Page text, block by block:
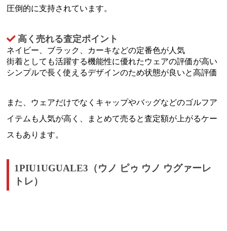
圧倒的に支持されています。
高く売れる査定ポイント
ネイビー、ブラック、カーキなどの定番色が人気
街着としても活躍する機能性に優れたウェアの評価が高い
シンプルで長く使えるデザインのため状態が良いと高評価
また、ウェアだけでなくキャップやバッグなどのゴルフア
イテムも人気が高く、まとめて売ると査定額が上がるケー
スもあります。
1PIU1UGUALE3（ウノ ピゥ ウノ ウグァーレ
トレ）